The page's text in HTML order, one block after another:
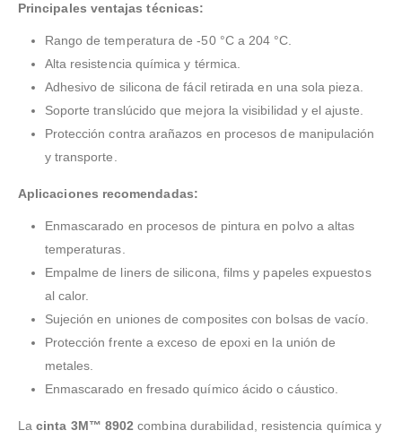
Principales ventajas técnicas:
Rango de temperatura de -50 °C a 204 °C.
Alta resistencia química y térmica.
Adhesivo de silicona de fácil retirada en una sola pieza.
Soporte translúcido que mejora la visibilidad y el ajuste.
Protección contra arañazos en procesos de manipulación
y transporte.
Aplicaciones recomendadas:
Enmascarado en procesos de pintura en polvo a altas
temperaturas.
Empalme de liners de silicona, films y papeles expuestos
al calor.
Sujeción en uniones de composites con bolsas de vacío.
Protección frente a exceso de epoxi en la unión de
metales.
Enmascarado en fresado químico ácido o cáustico.
Lacinta 3M™ 8902 combina durabilidad, resistencia química y